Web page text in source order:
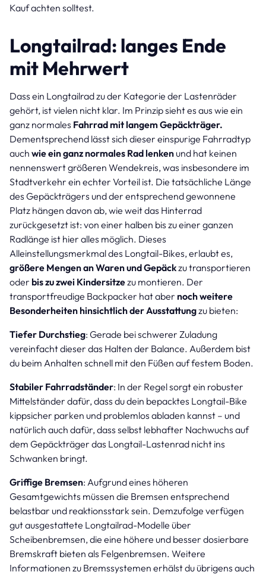
Kauf achten solltest.
Longtailrad: langes Ende
mit Mehrwert
Dass ein Longtailrad zu der Kategorie der Lastenräder
gehört, ist vielen nicht klar. Im Prinzip sieht es aus wie ein
ganz normales Fahrrad mit langem Gepäckträger.
Dementsprechend lässt sich dieser einspurige Fahrradtyp
auch wie ein ganz normales Rad lenken und hat keinen
nennenswert größeren Wendekreis, was insbesondere im
Stadtverkehr ein echter Vorteil ist. Die tatsächliche Länge
des Gepäckträgers und der entsprechend gewonnene
Platz hängen davon ab, wie weit das Hinterrad
zurückgesetzt ist: von einer halben bis zu einer ganzen
Radlänge ist hier alles möglich. Dieses
Alleinstellungsmerkmal des Longtail-Bikes, erlaubt es,
größere Mengen an Waren und Gepäckzu transportieren
oder bis zu zwei Kindersitzezu montieren. Der
transportfreudige Backpacker hat aber noch weitere
Besonderheiten hinsichtlich der Ausstattungzu bieten:
Tiefer Durchstieg: Gerade bei schwerer Zuladung
vereinfacht dieser das Halten der Balance. Außerdem bist
du beim Anhalten schnell mit den Füßen auf festem Boden.
Stabiler Fahrradständer: In der Regel sorgt ein robuster
Mittelständer dafür, dass du dein bepacktes Longtail-Bike
kippsicher parken und problemlos abladen kannst – und
natürlich auch dafür, dass selbst lebhafter Nachwuchs auf
dem Gepäckträger das Longtail-Lastenrad nicht ins
Schwanken bringt.
Griffige Bremsen: Aufgrund eines höheren
Gesamtgewichts müssen die Bremsen entsprechend
belastbar und reaktionsstark sein. Demzufolge verfügen
gut ausgestattete Longtailrad-Modelle über
Scheibenbremsen, die eine höhere und besser dosierbare
Bremskraft bieten als Felgenbremsen. Weitere
Informationen zu Bremssystemen erhälst du übrigens auch